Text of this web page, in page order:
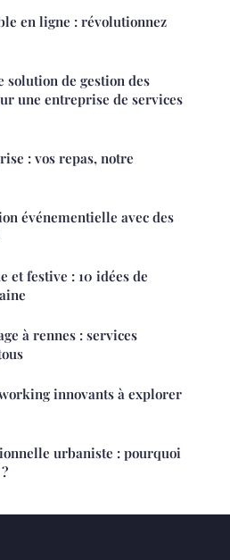
en ligne : révolutionnez
solution de gestion des
une entreprise de services
: vos repas, notre
événementielle avec des
et festive : 10 idées de
à rennes : services
innovants à explorer
urbaniste : pourquoi